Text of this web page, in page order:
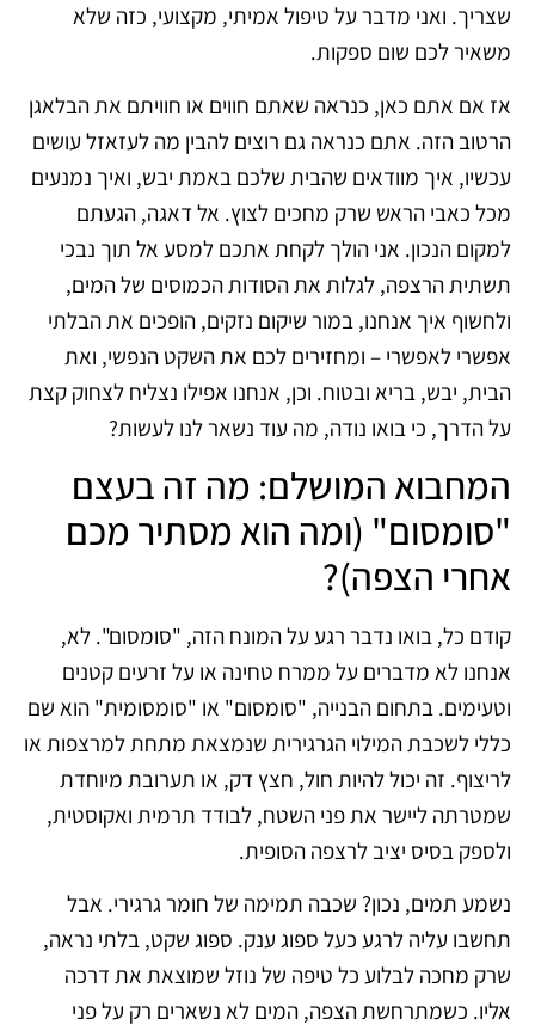
שצריך. ואני מדבר על טיפול אמיתי, מקצועי, כזה שלא
משאיר לכם שום ספקות.
אז אם אתם כאן, כנראה שאתם חווים או חוויתם את הבלאגן
הרטוב הזה. אתם כנראה גם רוצים להבין מה לעזאזל עושים
עכשיו, איך מוודאים שהבית שלכם באמת יבש, ואיך נמנעים
מכל כאבי הראש שרק מחכים לצוץ. אל דאגה, הגעתם
למקום הנכון. אני הולך לקחת אתכם למסע אל תוך נבכי
תשתית הרצפה, לגלות את הסודות הכמוסים של המים,
ולחשוף איך אנחנו, במור שיקום נזקים, הופכים את הבלתי
אפשרי לאפשרי – ומחזירים לכם את השקט הנפשי, ואת
הבית, יבש, בריא ובטוח. וכן, אנחנו אפילו נצליח לצחוק קצת
על הדרך, כי בואו נודה, מה עוד נשאר לנו לעשות?
המחבוא המושלם: מה זה בעצם
"סומסום" (ומה הוא מסתיר מכם
אחרי הצפה)?
קודם כל, בואו נדבר רגע על המונח הזה, "סומסום". לא,
אנחנו לא מדברים על ממרח טחינה או על זרעים קטנים
וטעימים. בתחום הבנייה, "סומסום" או "סומסומית" הוא שם
כללי לשכבת המילוי הגרגירית שנמצאת מתחת למרצפות או
לריצוף. זה יכול להיות חול, חצץ דק, או תערובת מיוחדת
שמטרתה ליישר את פני השטח, לבודד תרמית ואקוסטית,
ולספק בסיס יציב לרצפה הסופית.
נשמע תמים, נכון? שכבה תמימה של חומר גרגירי. אבל
תחשבו עליה לרגע כעל ספוג ענק. ספוג שקט, בלתי נראה,
שרק מחכה לבלוע כל טיפה של נוזל שמוצאת את דרכה
אליו. כשמתרחשת הצפה, המים לא נשארים רק על פני